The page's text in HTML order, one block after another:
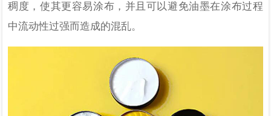
稠度，使其更容易涂布，并且可以避免油墨在涂布过程
中流动性过强而造成的混乱。